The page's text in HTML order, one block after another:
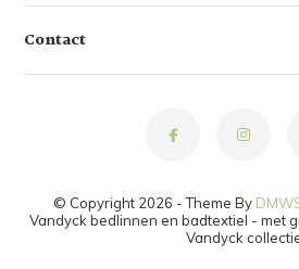
Contact
© Copyright 2026 - Theme By
Vandyck bedlinnen en badtextiel - met
Vandyck